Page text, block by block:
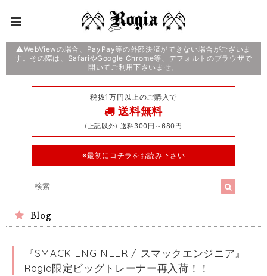
⚠️WebViewの場合、PayPay等の外部決済ができない場合がございま
す。その際は、SafariやGoogle Chrome等、デフォルトのブラウザで
開いてご利用下さいませ。
税抜1万円以上のご購入で
送料無料
(上記以外) 送料300円～680円
※最初にコチラをお読み下さい
Blog
『SMACK ENGINEER / スマックエンジニア』
Rogia限定ビッグトレーナー再入荷！！